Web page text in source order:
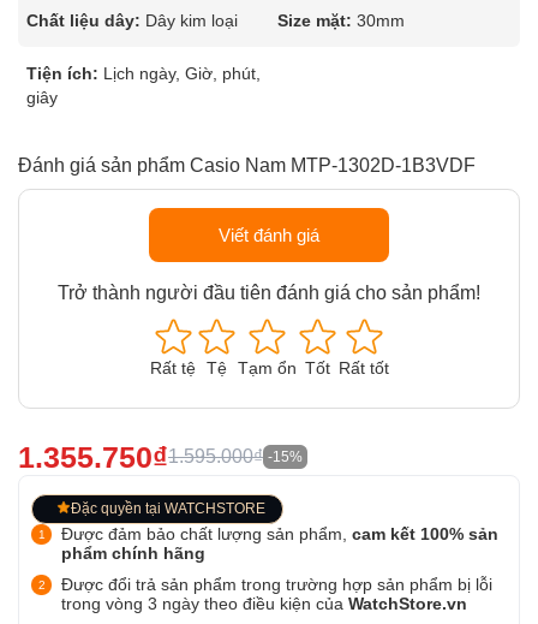
Chất liệu dây: Dây kim loại Size mặt: 30mm
Tiện ích: Lịch ngày, Giờ, phút,
giây
Đánh giá sản phẩm Casio Nam MTP-1302D-1B3VDF
Viết đánh giá
Trở thành người đầu tiên đánh giá cho sản phẩm!
Rất tệ Tệ Tạm ổn Tốt Rất tốt
1.355.750₫1.595.000₫ -15%
Đặc quyền tại WATCHSTORE
Được đảm bảo chất lượng sản phẩm, cam kết 100% sản
phẩm chính hãng
Được đổi trả sản phẩm trong trường hợp sản phẩm bị lỗi
trong vòng 3 ngày theo điều kiện của WatchStore.vn